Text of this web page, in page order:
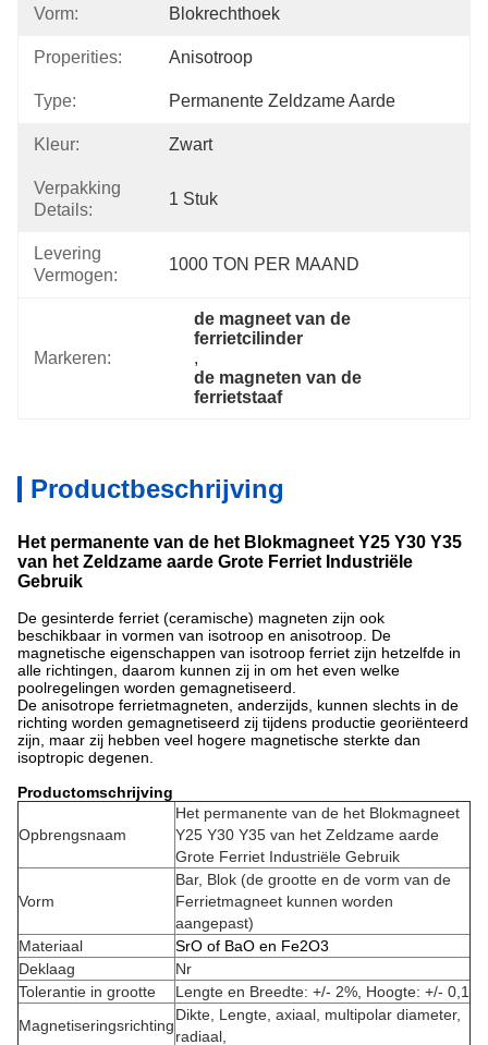
Vorm: Blokrechthoek
Properities: Anisotroop
Type: Permanente Zeldzame Aarde
Kleur: Zwart
Verpakking
Details:
1 Stuk
Levering
Vermogen:
1000 TON PER MAAND
Markeren:
de magneet van de
ferrietcilinder
,
de magneten van de
ferrietstaaf
Productbeschrijving
Het permanente van de het Blokmagneet Y25 Y30 Y35
van het Zeldzame aarde Grote Ferriet Industriële
Gebruik
De gesinterde ferriet (ceramische) magneten zijn ook
beschikbaar in vormen van isotroop en anisotroop. De
magnetische eigenschappen van isotroop ferriet zijn hetzelfde in
alle richtingen, daarom kunnen zij in om het even welke
poolregelingen worden gemagnetiseerd.
De anisotrope ferrietmagneten, anderzijds, kunnen slechts in de
richting worden gemagnetiseerd zij tijdens productie georiënteerd
zijn, maar zij hebben veel hogere magnetische sterkte dan
isoptropic degenen.
Productomschrijving
Opbrengsnaam
Het permanente van de het Blokmagneet
Y25 Y30 Y35 van het Zeldzame aarde
Grote Ferriet Industriële Gebruik
Vorm
Bar, Blok (de grootte en de vorm van de
Ferrietmagneet kunnen worden
aangepast)
Materiaal
SrO of BaO en Fe2O3
Deklaag
Nr
Tolerantie in grootte
Lengte en Breedte: +/- 2%, Hoogte: +/- 0,1
Magnetiseringsrichting
Dikte, Lengte, axiaal, multipolar diameter,
radiaal,